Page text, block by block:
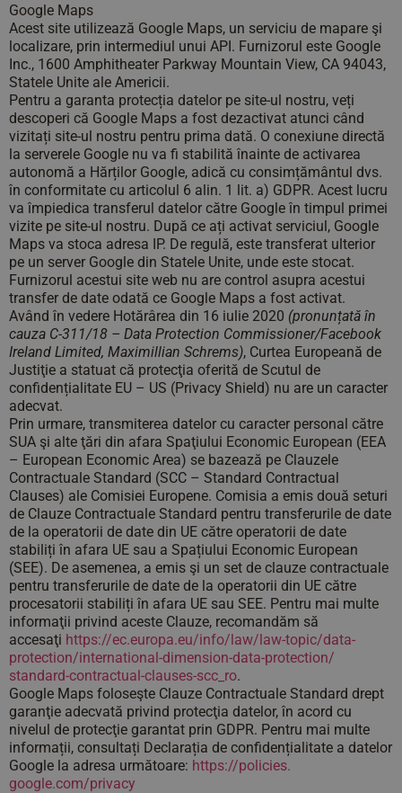
Google Maps
Acest site utilizează Google Maps, un serviciu de mapare şi
localizare, prin intermediul unui API. Furnizorul este Google
Inc., 1600 Amphitheater Parkway Mountain View, CA 94043,
Statele Unite ale Americii.
Pentru a garanta protecția datelor pe site-ul nostru, veți
descoperi că Google Maps a fost dezactivat atunci când
vizitați site-ul nostru pentru prima dată. O conexiune directă
la serverele Google nu va fi stabilită înainte de activarea
autonomă a Hărților Google, adică cu consimțământul dvs.
în conformitate cu articolul 6 alin. 1 lit. a) GDPR. Acest lucru
va împiedica transferul datelor către Google în timpul primei
vizite pe site-ul nostru. După ce ați activat serviciul, Google
Maps va stoca adresa IP. De regulă, este transferat ulterior
pe un server Google din Statele Unite, unde este stocat.
Furnizorul acestui site web nu are control asupra acestui
transfer de date odată ce Google Maps a fost activat.
Având în vedere Hotărârea din 16 iulie 2020 (pronunțată în
cauza C-311/18 – Data Protection Commissioner/Facebook
Ireland Limited, Maximillian Schrems), Curtea Europeană de
Justiţie a statuat că protecţia oferită de Scutul de
confidențialitate EU – US (Privacy Shield) nu are un caracter
adecvat.
Prin urmare, transmiterea datelor cu caracter personal către
SUA şi alte ţări din afara Spaţiului Economic European (EEA
– European Economic Area) se bazează pe Clauzele
Contractuale Standard (SCC – Standard Contractual
Clauses) ale Comisiei Europene. Comisia a emis două seturi
de Clauze Contractuale Standard pentru transferurile de date
de la operatorii de date din UE către operatorii de date
stabiliți în afara UE sau a Spațiului Economic European
(SEE). De asemenea, a emis şi un set de clauze contractuale
pentru transferurile de date de la operatorii din UE către
procesatorii stabiliți în afara UE sau SEE. Pentru mai multe
informaţii privind aceste Clauze, recomandăm să
accesaţi https://ec.europa.eu/info/law/law-topic/data-
protection/international-dimension-data-protection/
standard-contractual-clauses-scc_ro.
Google Maps foloseşte Clauze Contractuale Standard drept
garanţie adecvată privind protecţia datelor, în acord cu
nivelul de protecţie garantat prin GDPR. Pentru mai multe
informații, consultați Declarația de confidențialitate a datelor
Google la adresa următoare: https://policies.
google.com/privacy